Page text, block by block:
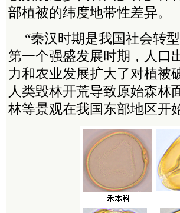
部植被的纬度地带性差异。
“秦汉时期是我国社会转
第一个强盛发展时期，人口
力和农业发展扩大了对植被
人类毁林开荒导致原始森林
林等景观在我国东部地区开